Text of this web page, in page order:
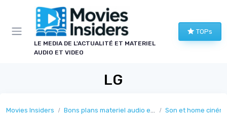
LE MEDIA DE L'ACTUALITÉ ET MATERIEL
AUDIO ET VIDEO
TOPs
LG
Movies Insiders Bons plans materiel audio et video Son et home
Panneau de gestion des cookies